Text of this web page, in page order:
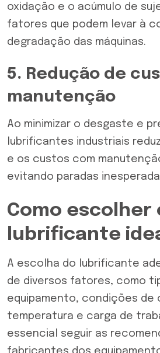
oxidação e o acúmulo de
fatores que podem levar à
degradação das máquinas.
5. Redução de
manutenção
Ao minimizar o desgaste e
lubrificantes industriais
e os custos com
evitando paradas
Como escolher
lubrificante
A escolha do lubrificante
de diversos fatores, como
equipamento, condições de
temperatura e carga de
essencial seguir as